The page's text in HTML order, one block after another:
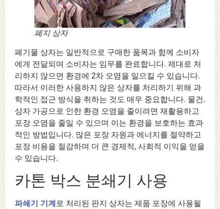
폐지 상자
폐기물 상자는 일반적으로 구매한 품목과 함께 소비자
에게 전달되며 소비자는 임무를 완료합니다. 제대로 처
리하지 않으면 환경에 2차 오염을 일으킬 수 있습니다.
따라서 이러한 사용하지 않은 상자를 처리하기 위해 과
학적인 접근 방식을 취하는 것도 매우 중요합니다. 물건.
상자 가공으로 인한 환경 오염을 줄이려면 재활용하고
포장 오염을 줄일 수 있으며 이는 환경을 보호하는 효과
적인 방법입니다. 많은 포장 자원과 에너지를 절약하고
포장 비용을 절감하며 더 큰 경제적, 사회적 이익을 얻을
수 있습니다.
카톤 박스 분쇄기 사용
파쇄기 기계 로 처리된 판지 상자는 제품 포장에 사용될